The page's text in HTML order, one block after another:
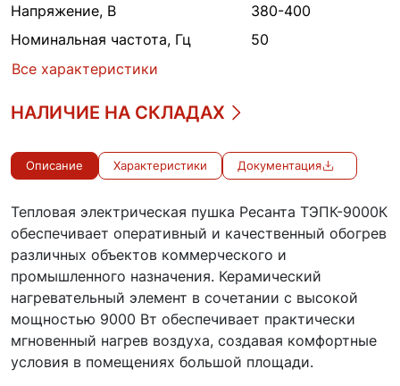
Напряжение, В
380-400
Номинальная частота, Гц
50
Все характеристики
НАЛИЧИЕ НА СКЛАДАХ
Описание Характеристики Документация
Тепловая электрическая пушка Ресанта ТЭПК-9000К
обеспечивает оперативный и качественный обогрев
различных объектов коммерческого и
промышленного назначения. Керамический
нагревательный элемент в сочетании с высокой
мощностью 9000 Вт обеспечивает практически
мгновенный нагрев воздуха, создавая комфортные
условия в помещениях большой площади.